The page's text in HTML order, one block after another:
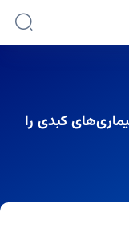
کبدی را